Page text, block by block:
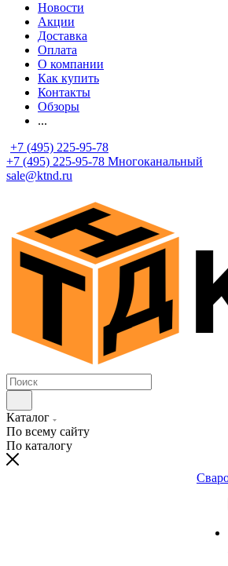
Новости
Акции
Доставка
Оплата
О компании
Как купить
Контакты
Обзоры
...
+7 (495) 225-95-78
+7 (495) 225-95-78 Многоканальный
sale@ktnd.ru
Каталог
По всему сайту
По каталогу